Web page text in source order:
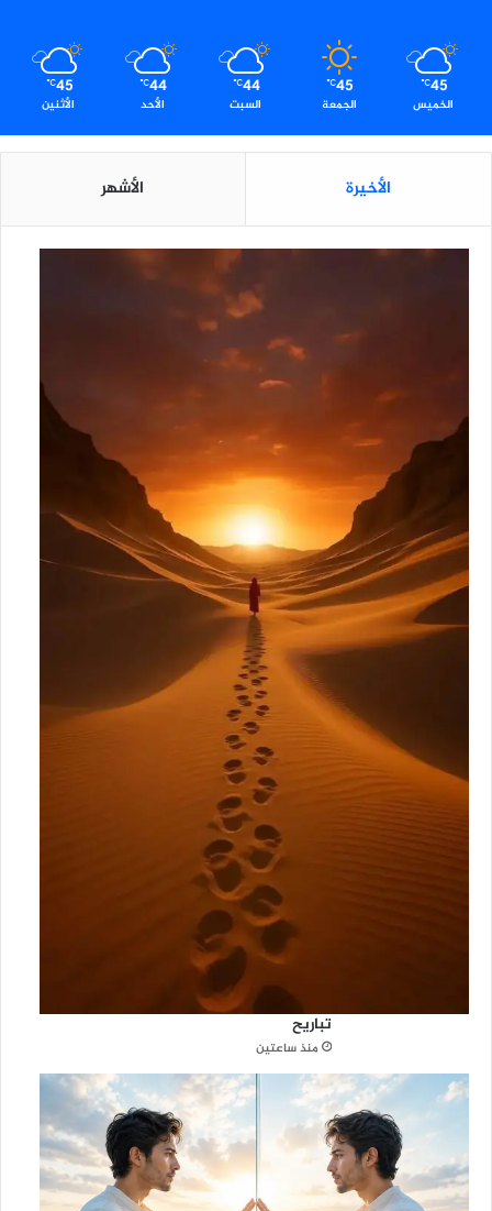
45
℃
الخميس
45
℃
الجمعة
44
℃
السبت
44
℃
الأحد
45
℃
الأثنين
الأخيرة الأشهر
تباريح
منذ ساعتين